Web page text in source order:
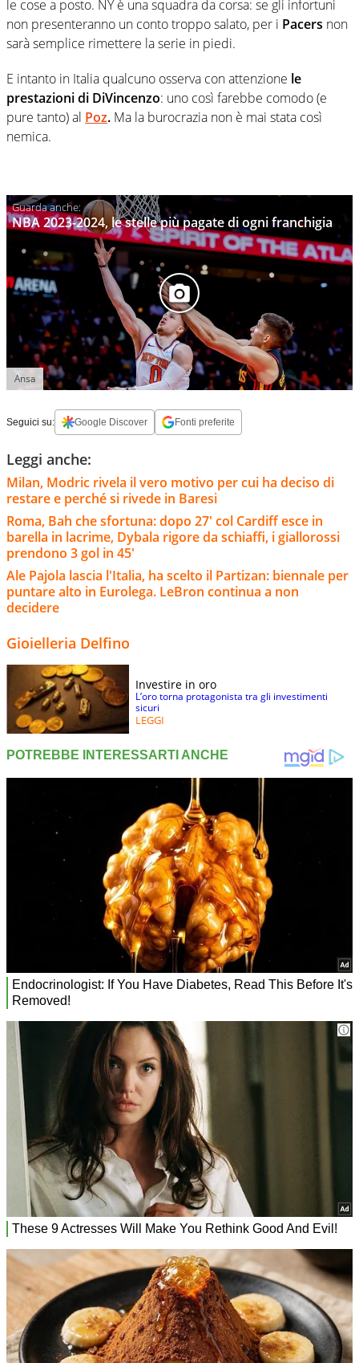
le cose a posto. NY è una squadra da corsa: se gli infortuni
non presenteranno un conto troppo salato, per i Pacers non
sarà semplice rimettere la serie in piedi.
E intanto in Italia qualcuno osserva con attenzione le
prestazioni di DiVincenzo: uno così farebbe comodo (e
pure tanto) al Poz. Ma la burocrazia non è mai stata così
nemica.
NBA 2023-2024, le stelle più pagate di ogni franchigia
Ansa
Seguici su: Google Discover Fonti preferite
Leggi anche:
Milan, Modric rivela il vero motivo per cui ha deciso di
restare e perché si rivede in Baresi
Roma, Bah che sfortuna: dopo 27' col Cardiff esce in
barella in lacrime, Dybala rigore da schiaffi, i giallorossi
prendono 3 gol in 45'
Ale Pajola lascia l'Italia, ha scelto il Partizan: biennale per
puntare alto in Eurolega. LeBron continua a non
decidere
Gioielleria Delfino
Investire in oro
L’oro torna protagonista tra gli investimenti
sicuri
LEGGI